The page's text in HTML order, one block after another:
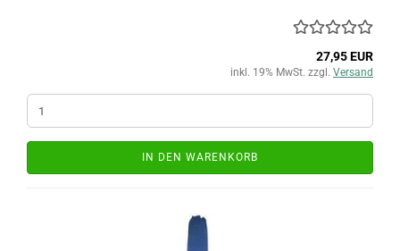
27,95 EUR
inkl. 19% MwSt. zzgl. Versand
IN DEN WARENKORB